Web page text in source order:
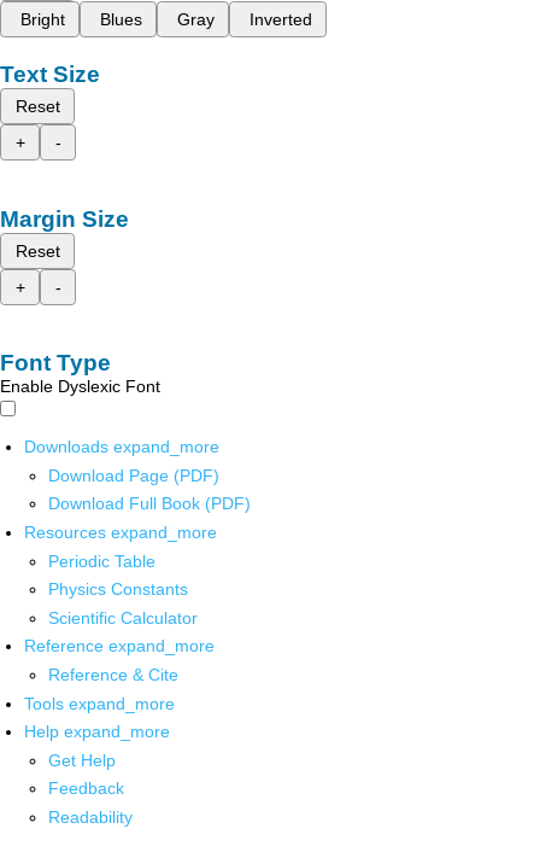
Bright
Blues Gray Inverted
Text Size
Reset
+
-
Margin Size
Reset
+
-
Font Type
Enable Dyslexic Font
Downloads expand_more
Download Page (PDF)
Download Full Book (PDF)
Resources expand_more
Periodic Table
Physics Constants
Scientific Calculator
Reference expand_more
Reference & Cite
Tools expand_more
Help expand_more
Get Help
Feedback
Readability